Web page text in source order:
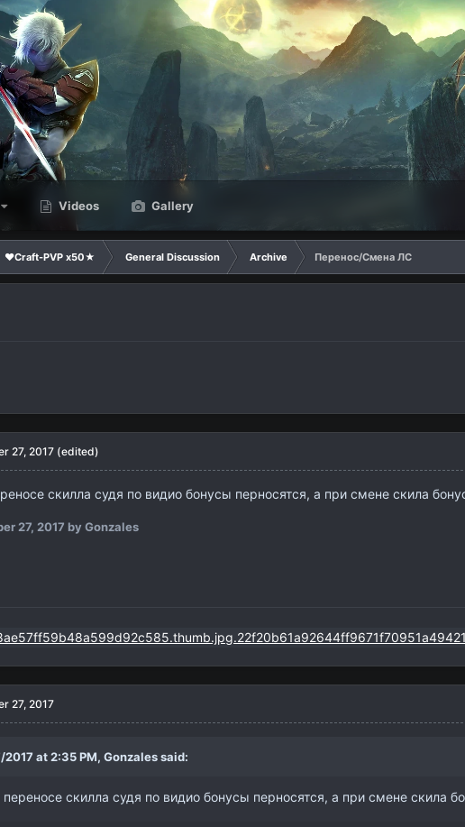
Videos Gallery
❤Craft-PVP x50★ General Discussion Archive
Перенос/Смена ЛС
27, 2017 (edited)
скилла судя по видио бонусы перносятся, а при смене скила
27, 2017 by Gonzales
27, 2017
2017 at 2:35 PM, Gonzalessaid:
скилла судя по видио бонусы перносятся, а при смене скила